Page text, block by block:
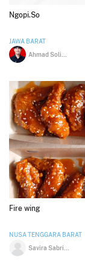
Ngopi.So
JAWA BARAT
Fire wing
NUSA TENGGARA BARAT